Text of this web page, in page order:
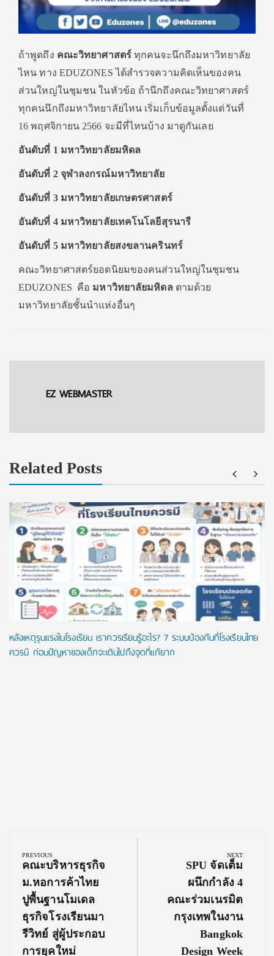
ถ้าพูดถึง คณะวิทยาศาสตร์ทุกคนจะนึกถึงมหาวิทยาลัย
ไหน ทาง EDUZONES ได้สำรวจความคิดเห็นของคน
ส่วนใหญ่ในชุมชน ในหัวข้อ ถ้านึกถึงคณะวิทยาศาสตร์
ทุกคนนึกถึงมหาวิทยาลัยไหน เริ่มเก็บข้อมูลตั้งแต่วันที่
16 พฤศจิกายน 2566 จะมีที่ไหนบ้าง มาดูกันเลย
อันดับที่ 1 มหาวิทยาลัยมหิดล
อันดับที่ 2 จุฬาลงกรณ์มหาวิทยาลัย
อันดับที่ 3 มหาวิทยาลัยเกษตรศาสตร์
อันดับที่ 4 มหาวิทยาลัยเทคโนโลยีสุรนารี
อันดับที่ 5 มหาวิทยาลัยสงขลานครินทร์
คณะวิทยาศาสตร์ยอดนิยมของคนส่วนใหญ่ในชุมชน
EDUZONES คือ มหาวิทยาลัยมหิดล ตามด้วย
มหาวิทยาลัยชั้นนำแห่งอื่นๆ
EZ WEBMASTER
Related Posts
หลังเหตุรุนแรงในโรงเรียน เราควรเรียนรู้อะไร? 7 ระบบป้องกันที่โรงเรียนไทย
ควรมี ก่อนปัญหาของเด็กจะเดินไปถึงจุดที่แก้ยาก
navigation
PREVIOUS
Previous
Post:
คณะบริหารธุรกิจ
ม.หอการค้าไทย
ปูพื้นฐานโมเดล
ธุรกิจโรงเรียนมา
รีวิทย์ สู่ผู้ประกอบ
การยุคใหม่
NEXT
Next
Post:
SPU จัดเต็ม
ผนึกกำลัง 4
คณะร่วมเนรมิต
กรุงเทพในงาน
Bangkok
Design Week